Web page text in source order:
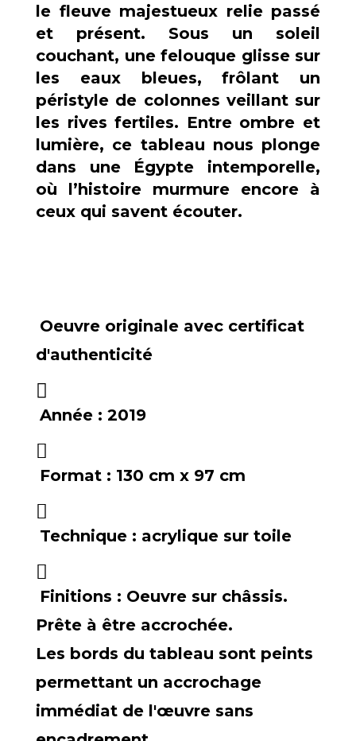
le fleuve majestueux relie passé
et présent. Sous un soleil
couchant, une felouque glisse sur
les eaux bleues, frôlant un
péristyle de colonnes veillant sur
les rives fertiles. Entre ombre et
lumière, ce tableau nous plonge
dans une Égypte intemporelle,
où l’histoire murmure encore à
ceux qui savent écouter.
Oeuvre originale avec certificat
d'authenticité
Année : 2019
Format : 130 cm x 97 cm
Technique : acrylique sur toile
Finitions : Oeuvre sur châssis.
Prête à être accrochée.
Les bords du tableau sont peints
permettant un accrochage
immédiat de l'œuvre sans